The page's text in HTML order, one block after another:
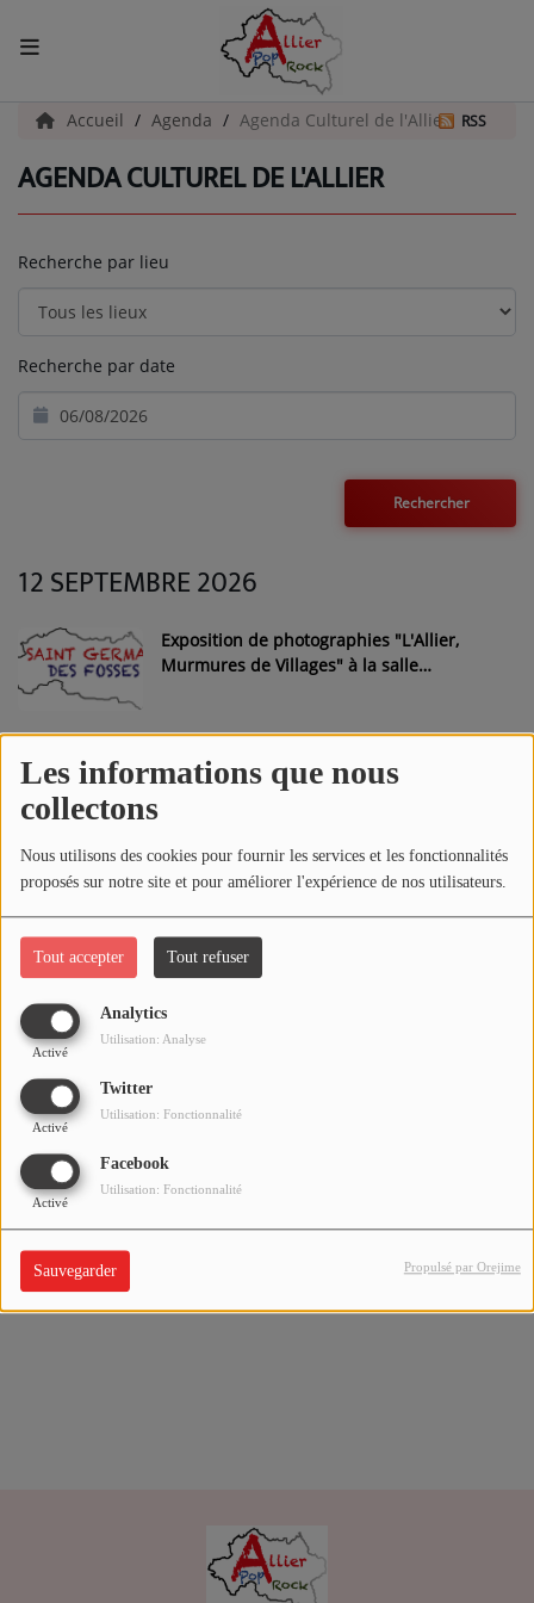
Les informations que nous
collectons
Nous utilisons des cookies pour fournir les services et les fonctionnalités
proposés sur notre site et pour améliorer l'expérience de nos utilisateurs.
Tout accepter Tout refuser
Analytics
Activé
Utilisation: Analyse
Twitter
Activé
Utilisation: Fonctionnalité
Facebook
Activé
Utilisation: Fonctionnalité
Sauvegarder Propulsé par Orejime
ACCUEIL
Actualités
La Radio
Médias
PODCASTS
Titres diffusés
Se connecter
Accueil Agenda Agenda Culturel de l'Allier RSS
AGENDA CULTUREL DE L'ALLIER
Recherche par lieu
Recherche par date
12 SEPTEMBRE 2026
Exposition de photographies "L'Allier,
Murmures de Villages" à la salle
19 SEPTEMBRE 2026
2026 / Animations au Musée de
l'Illustration Jeunesse de Moulins
Journées Européennes du Patrimoine
Beaujeu de Moulins
2026 au CNCS de Moulins
Journées Européennes du Patrimoine
Montluçonnais" à l'Hôtel Boisrot de la